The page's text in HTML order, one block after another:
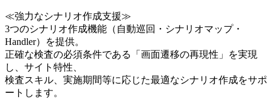
≪強力なシナリオ作成支援≫
3つのシナリオ作成機能（自動巡回・シナリオマップ・
Handler）を提供。
正確な検査の必須条件である「画面遷移の再現性」を実現
し、サイト特性、
検査スキル、実施期間等に応じた最適なシナリオ作成をサポ
ートします。